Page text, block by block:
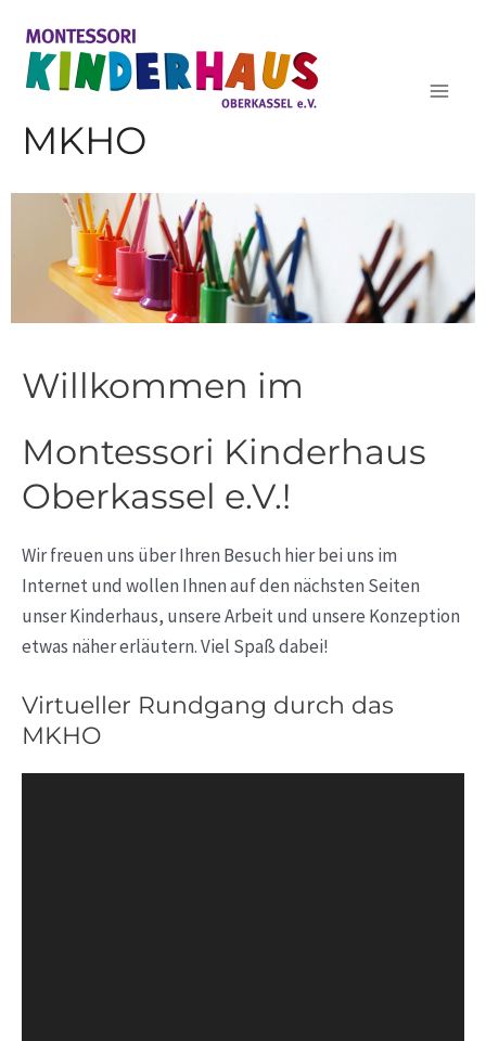
Inhalt
springen
MKHO
Willkommen im
Montessori Kinderhaus
Oberkassel e.V.!
Wir freuen uns über Ihren Besuch hier bei uns im
Internet und wollen Ihnen auf den nächsten Seiten
unser Kinderhaus, unsere Arbeit und unsere Konzeption
etwas näher erläutern. Viel Spaß dabei!
Virtueller Rundgang durch das
MKHO